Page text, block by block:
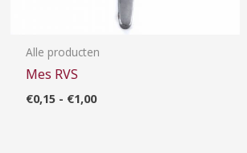
Alle producten
Mes RVS
€0,15 - €1,00